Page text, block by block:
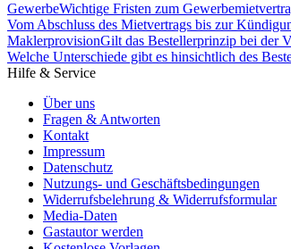
GewerbeWichtige Fristen zum
Vom Abschluss des Mietvertrags bis zur
MaklerprovisionGilt das Bestellerprinzip bei der
Welche Unterschiede gibt es hinsichtlich des
Hilfe & Service
Über uns
Fragen & Antworten
Kontakt
Impressum
Datenschutz
Nutzungs- und Geschäftsbedingungen
Widerrufsbelehrung & Widerrufsformular
Media-Daten
Gastautor werden